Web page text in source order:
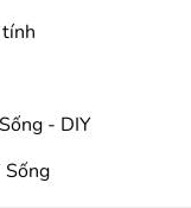
- DIY